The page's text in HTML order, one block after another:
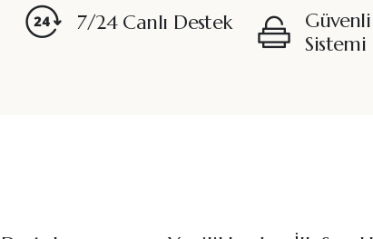
7/24 Canlı Destek
Sistemi